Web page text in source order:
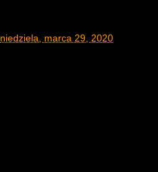
niedziela, marca 29, 2020